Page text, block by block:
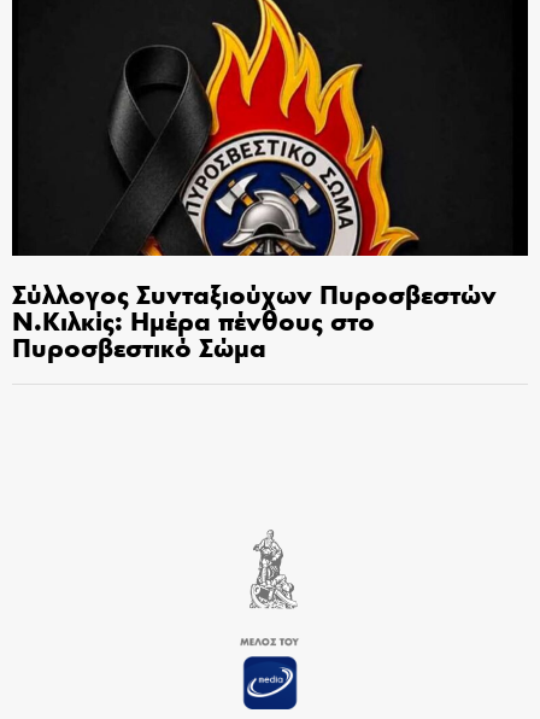
Σύλλογος Συνταξιούχων Πυροσβεστών
Ν.Κιλκίς: Ημέρα πένθους στο
Πυροσβεστικό Σώμα